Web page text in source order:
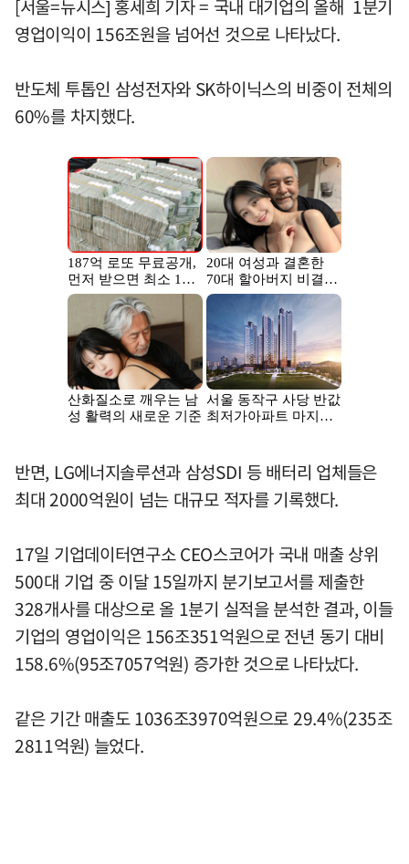
[서울=뉴시스] 홍세희 기자 = 국내 대기업의 올해 1분기
영업이익이 156조원을 넘어선 것으로 나타났다.
반도체 투톱인 삼성전자와 SK하이닉스의 비중이 전체의
60%를 차지했다.
반면, LG에너지솔루션과 삼성SDI 등 배터리 업체들은
최대 2000억원이 넘는 대규모 적자를 기록했다.
17일 기업데이터연구소 CEO스코어가 국내 매출 상위
500대 기업 중 이달 15일까지 분기보고서를 제출한
328개사를 대상으로 올 1분기 실적을 분석한 결과, 이들
기업의 영업이익은 156조351억원으로 전년 동기 대비
158.6%(95조7057억원) 증가한 것으로 나타났다.
같은 기간 매출도 1036조3970억원으로 29.4%(235조
2811억원) 늘었다.